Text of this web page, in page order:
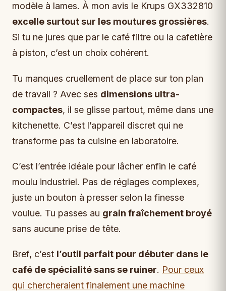
modèle à lames. À mon avis le Krups GX332810
excelle surtout sur les moutures grossières.
Si tu ne jures que par le café filtre ou la cafetière
à piston, c’est un choix cohérent.
Tu manques cruellement de place sur ton plan
de travail ? Avec ses dimensions ultra-
compactes, il se glisse partout, même dans une
kitchenette. C’est l’appareil discret qui ne
transforme pas ta cuisine en laboratoire.
C’est l’entrée idéale pour lâcher enfin le café
moulu industriel. Pas de réglages complexes,
juste un bouton à presser selon la finesse
voulue. Tu passes au grain fraîchement broyé
sans aucune prise de tête.
Bref, c’est l’outil parfait pour débuter dans le
café de spécialité sans se ruiner. Pour ceux
qui chercheraient finalement une machine